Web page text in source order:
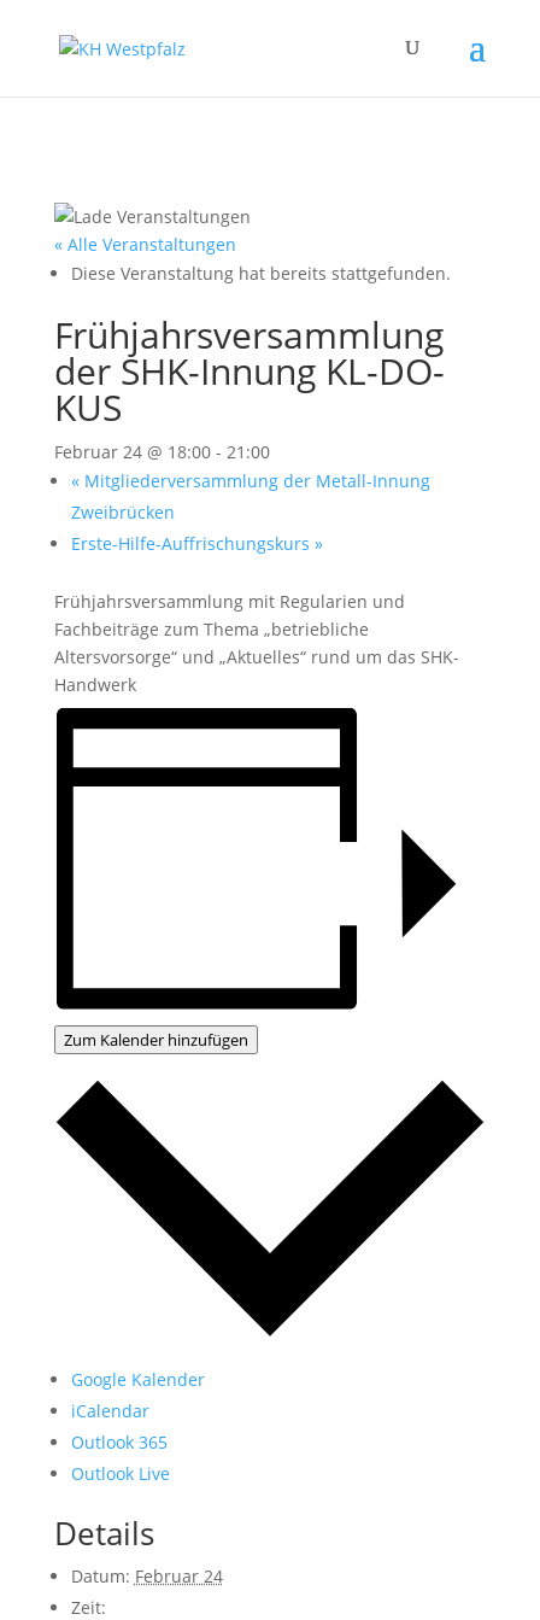
« Alle Veranstaltungen
Diese Veranstaltung hat bereits stattgefunden.
Frühjahrsversammlung
der SHK-Innung KL-DO-
KUS
Februar 24 @ 18:00- 21:00
«Mitgliederversammlung der Metall-Innung
Zweibrücken
Erste-Hilfe-Auffrischungskurs »
Frühjahrsversammlung mit Regularien und
Fachbeiträge zum Thema „betriebliche
Altersvorsorge“ und „Aktuelles“ rund um das SHK-
Handwerk
Zum Kalender hinzufügen
Google Kalender
iCalendar
Outlook 365
Outlook Live
Details
Datum: Februar 24
Zeit: